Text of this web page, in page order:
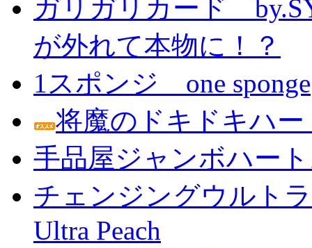
ガリガリカード
が外れて本物に！？
1スポンジ one sponge
将魔のドキドキハ
手品屋ジャンボハー
チェンジングウルト
Ultra Peach